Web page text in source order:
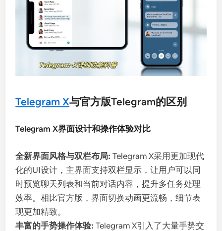
Telegram X与官方版Telegram的区别
Telegram X界面设计和操作体验对比
全新界面风格与双栏布局: Telegram X采用更加现代
化的UI设计，主界面支持双栏显示，让用户可以同
时预览聊天列表和当前对话内容，提升多任务处理
效率。相比官方版，界面切换动画更流畅，细节表
现更加精致。
丰富的手势操作体验: Telegram X引入了大量手势交